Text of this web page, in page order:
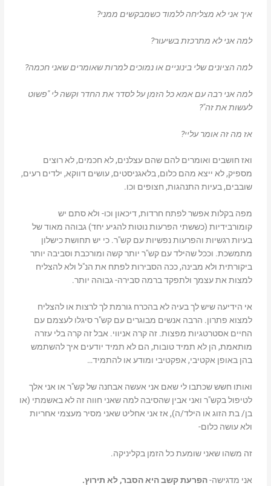
איך אני לא מצליחה ללמוד כשמבקשים ממני?
למה אני לא מתרכזת בשיעור?
למה הציונים שלי בינוניים או נמוכים למרות שאומרים שאני חכמה?
למה אני רבה עם אמא כל הזמן על לסדר את החדר וקשה לי "פשוט
לעשות את זה"?
אז מה זה אומר עליי?
ואז חושבים ואומרים להם שהם עצלנים, לא חכמים, לא רוצים
מספיק, לא ייצא מהם כלום, בלאגניסטים, עושים דווקא, ילדים רעים,
שובבים, בעיות התנהגות, חצופים וכו.
מפה בקלות אפשר לפתח חרדות, דיכאון וכו- ולא סתם יש
קומורבידיות (כששתי הפרעות נוטות להגיע יחד) גבוהה מאוד של
בעיות רגשיות והפרעות נפשיות עם קש"ר. כי יש תחושת כישלון
מתמשכת. וככל שהילד עם קש"ר יותר קשה ומורכבת וסביבה יותר
ביקורתית ולא מבינה, ככה הסבירות לפתח את הנ"ל ולא להצליח
למצות את עצמך ולתפקד ברמה סבירה- גבוהה יותר.
אי הידיעה שיש לך בעיה לא בהכרח גורמת לך לרצות או להצליח
למצוא פתרון. הרבה אנשים מבוגרים עם קש"ר סיגלו לעצמם עם
החיים אסטרטגיות מפצות. זה קרה אניווי. אבל זה קרה בלי עזרה
מותאמת, הן לא תמיד טובות, הם לא תמיד יודעים איך להשתמש
בהן באופן אקטיבי, אפקטיבי ומודע או להתמיד…
ואותו חשש שכתבו לי שאם אני אעשה אבחנה של קש"ר או אני אלך
לטיפול בקש"ר ואני אבין שהסיבה למה שאני חווה זה לא באשמתי (או
בן/ בת הזוג או הילד/ה), אז אני אחליט שאני מסיר מעצמי אחריות
ולא עושה כלום-
זה משהו שאני שומעת כל הזמן בקליניקה.
אני מדגישה-הפרעת קשב היא הסבר, לא תירוץ.